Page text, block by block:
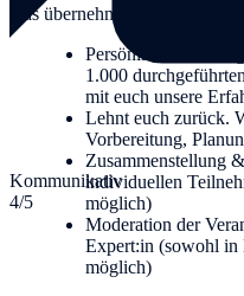
Das übernehmen wir für Euch:
Persönliche
1.000
mit euch unsere
Lehnt euch zurück.
Vorbereitung,
Zusammenstellung
individuellen
möglich)
Moderation der
Expert:in (sowohl in
möglich)
Kommunikativ
4/5